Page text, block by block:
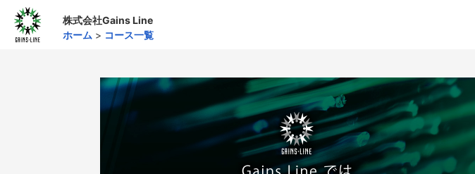
株式会社Gains Line
ホーム > コース一覧